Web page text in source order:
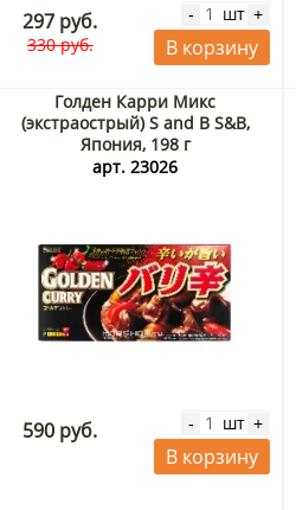
297 руб.
330 руб.
- шт +
В корзину
Голден Карри Микс
(экстраострый) S and B S&B,
Япония, 198 г
арт. 23026
590 руб. - шт +
В корзину